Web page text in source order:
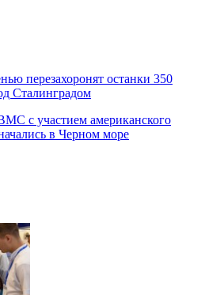
перезахоронят останки 350
Сталинградом
с участием американского
в Черном море